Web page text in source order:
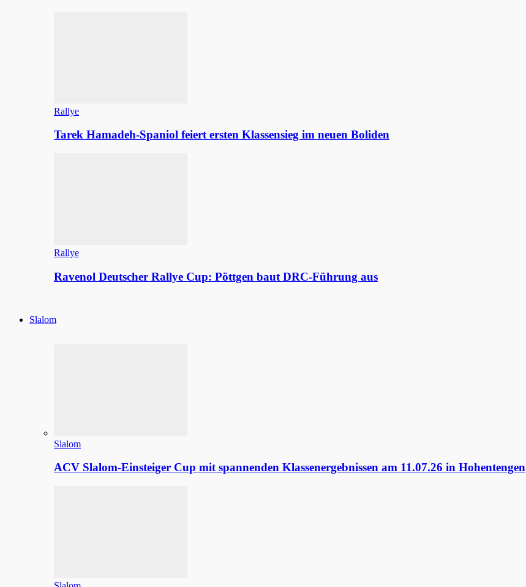
Rallye
Tarek Hamadeh-Spaniol feiert ersten Klassensieg im neuen Boliden
Rallye
Ravenol Deutscher Rallye Cup: Pöttgen baut DRC-Führung aus
Slalom
Slalom
ACV Slalom-Einsteiger Cup mit spannenden Klassenergebnissen am 11.07.26 in Hohentengen